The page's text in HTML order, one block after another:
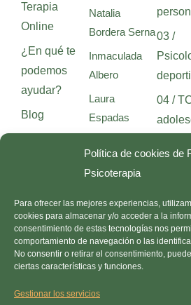
Política de cookies de
Psicoterapia
Para ofrecer las mejores experiencias,
cookies para almacenar y/o acceder a la
consentimiento de estas tecnologías nos
comportamiento de navegación o las
No consentir o retirar el consentimiento,
ciertas características y funciones.
Gestionar los servicios
Terapia
Online
¿En qué te
podemos
ayudar?
Blog
Natalia
Bordera Serna
Inmaculada
Albero
Laura
Espadas
Neus Galindo
García
Ainoa Andrés
Carmen
Atiénzar
03 /
04 /